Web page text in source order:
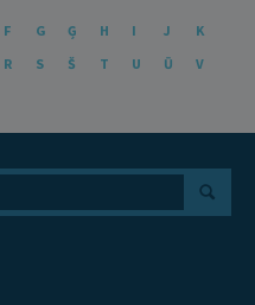
F G Ģ H I J
K
R S Š T U Ū
V